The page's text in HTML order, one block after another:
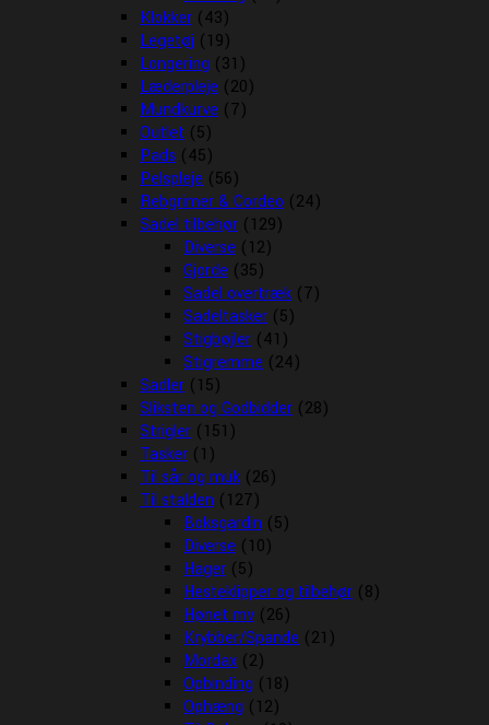
Klokker (43)
Legetøj (19)
Longering (31)
Læderpleje (20)
Mundkurve (7)
Outlet (5)
Pads (45)
Pelspleje (56)
Rebgrimer & Cordeo (24)
Sadel tilbehør (129)
Diverse (12)
Gjorde (35)
Sadel overtræk (7)
Sadeltasker (5)
Stigbøjler (41)
Stigremme (24)
Sadler (15)
Sliksten og Godbidder (28)
Strigler (151)
Tasker (1)
Til sår og muk (26)
Til stalden (127)
Boksgardin (5)
Diverse (10)
Hager (5)
Hesteklipper og tilbehør (8)
Hønet mv (26)
Krybber/Spande (21)
Mordax (2)
Opbinding (18)
Ophæng (12)